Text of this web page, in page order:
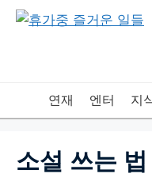
Skip
연재 엔터 지
소설 쓰는 법